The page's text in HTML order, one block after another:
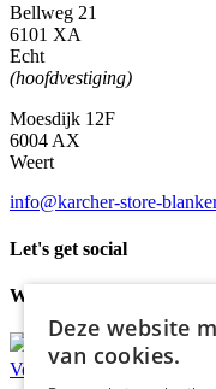
Bellweg 21
6101 XA
Echt
(hoofdvestiging)
Moesdijk 12F
6004 AX
Weert
info@karcher-store-
Let's get social
Waar wij voor staan
bezorging*
Verzonden binnen 48 uur*
Deze website
van cookies.